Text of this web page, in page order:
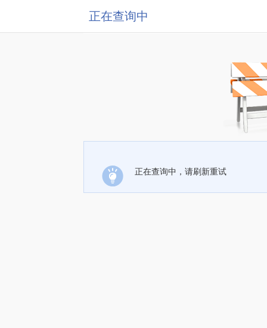
正在查询中
正在查询中，请刷新重试